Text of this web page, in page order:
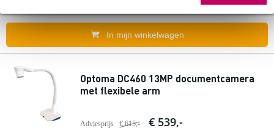
Bestel nu en ontvang binnen circa 4 weken
In mijn winkelwagen
Optoma DC460 13MP documentcamera
met flexibele arm
Adviesprijs € 615,- € 539,-